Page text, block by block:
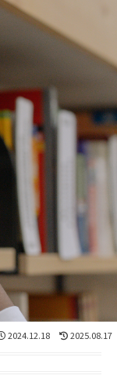
2024.12.18 2025.08.17